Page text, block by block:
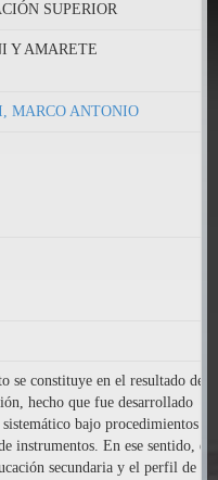
SUPERIOR
Y AMARETE
MARCO ANTONIO
se constituye en el resultado de
hecho que fue desarrollado
bajo procedimientos
instrumentos. En ese sentido,
secundaria y el perfil de